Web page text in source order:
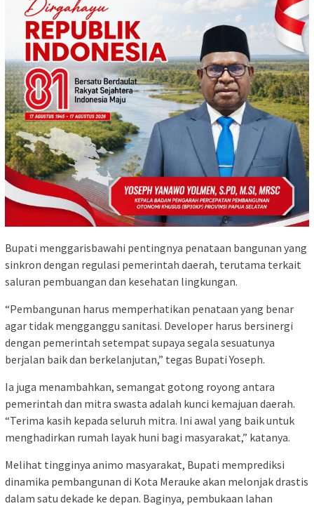
​Bupati menggarisbawahi pentingnya penataan bangunan yang
sinkron dengan regulasi pemerintah daerah, terutama terkait
saluran pembuangan dan kesehatan lingkungan.​
“Pembangunan harus memperhatikan penataan yang benar
agar tidak mengganggu sanitasi. Developer harus bersinergi
dengan pemerintah setempat supaya segala sesuatunya
berjalan baik dan berkelanjutan,” tegas Bupati Yoseph.
​Ia juga menambahkan, semangat gotong royong antara
pemerintah dan mitra swasta adalah kunci kemajuan daerah.
“Terima kasih kepada seluruh mitra. Ini awal yang baik untuk
menghadirkan rumah layak huni bagi masyarakat,” katanya.
​Melihat tingginya animo masyarakat, Bupati memprediksi
dinamika pembangunan di Kota Merauke akan melonjak drastis
dalam satu dekade ke depan. Baginya, pembukaan lahan